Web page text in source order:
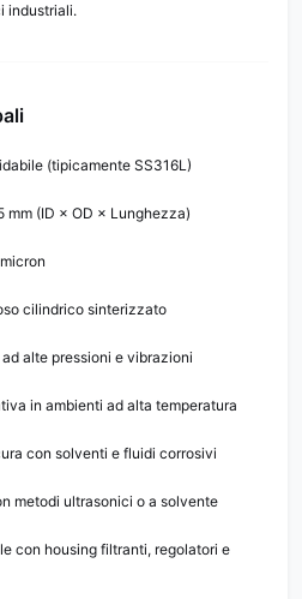
industriali.
(tipicamente SS316L)
mm (ID × OD × Lunghezza)
cilindrico sinterizzato
alte pressioni e vibrazioni
in ambienti ad alta temperatura
con solventi e fluidi corrosivi
metodi ultrasonici o a solvente
con housing filtranti, regolatori e